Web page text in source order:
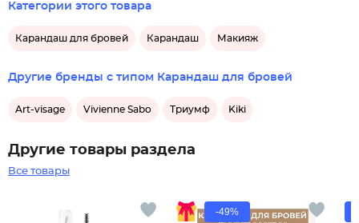
Категории этого товара
Карандаш для бровей Карандаш Макияж
Другие бренды с типом Карандаш для бровей
Art-visage Vivienne Sabo Триумф Kiki
Другие товары раздела
Все товары
-49%